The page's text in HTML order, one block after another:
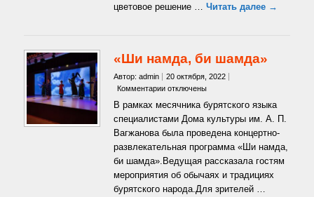
цветовое решение … Читать далее →
«Ши намда, би шамда»
Автор: admin
20 октября, 2022
Комментариик
намда,
би
шамда»
отключены
В рамках месячника бурятского языка
специалистами Дома культуры им. А. П.
Вагжанова была проведена концертно-
развлекательная программа «Ши намда,
би шамда».Ведущая рассказала гостям
мероприятия об обычаях и традициях
бурятского народа.Для зрителей …